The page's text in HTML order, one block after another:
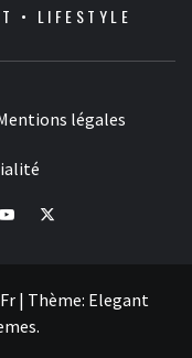
• LIFESTYLE
légales
Youtube
X
| Thème: Elegant
.